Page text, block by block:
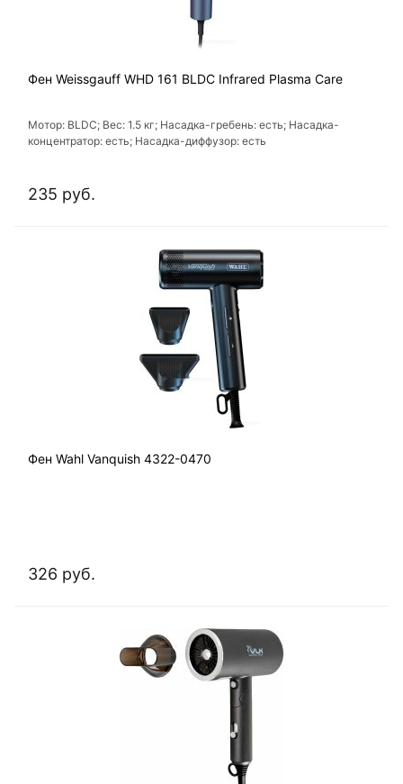
Фен Weissgauff WHD 161 BLDC Infrared Plasma Care
Мотор: BLDC; Вес: 1.5 кг; Насадка-гребень: есть; Насадка-
концентратор: есть; Насадка-диффузор: есть
235 руб.
Фен Wahl Vanquish 4322-0470
326 руб.